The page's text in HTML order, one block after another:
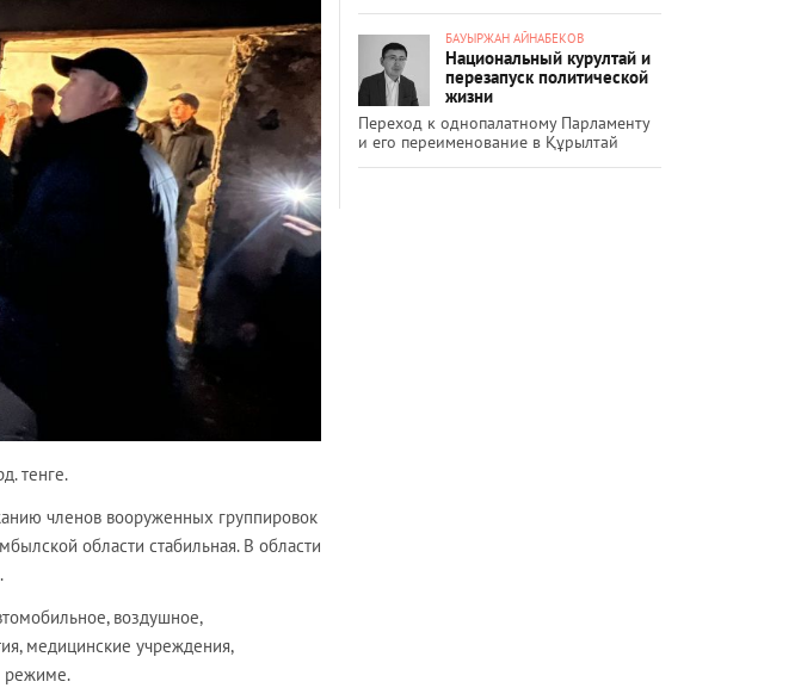
тенге.
членов вооруженных группировок
области стабильная. В области
воздушное,
медицинские учреждения,
режиме.
БАУЫРЖАН АЙНАБЕКОВ
Национальный курултай и
перезапуск политической
жизни
Переход к однопалатному Парламенту
и его переименование в Құрылтай